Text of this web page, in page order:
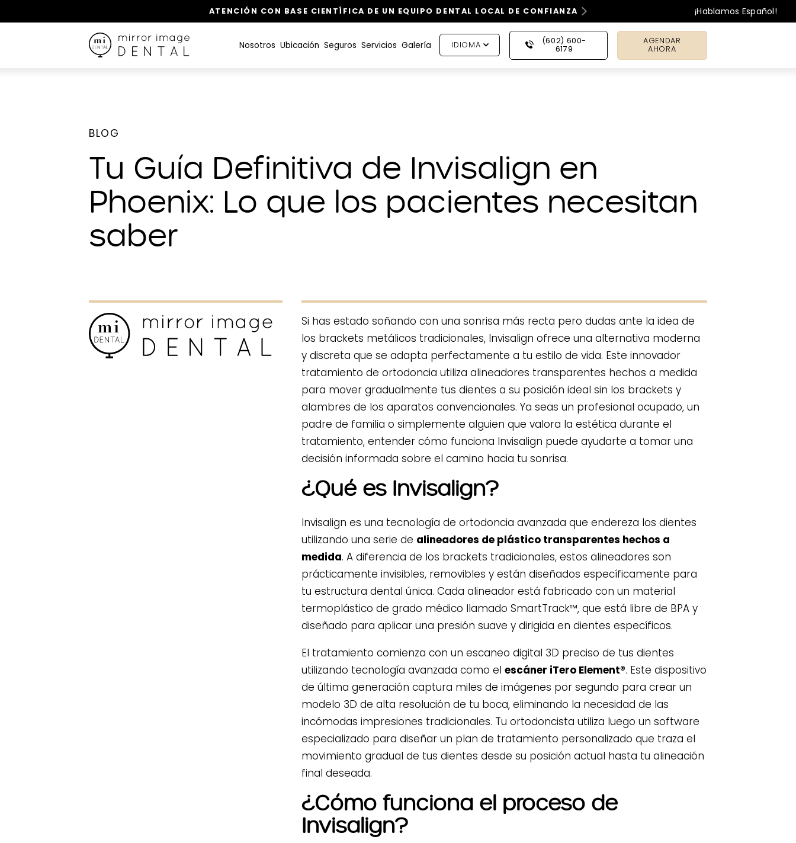
ATENCIÓN CON BASE CIENTÍFICA DE UN EQUIPO DENTAL LOCAL DE CONFIANZA ¡Hablamos Español!
Nosotros Ubicación Seguros Servicios Galería IDIOMA
(602) 600-
6179
AGENDAR
AHORA
BLOG
Tu Guía Definitiva de Invisalign en
Phoenix: Lo que los pacientes necesitan
saber
Si has estado soñando con una sonrisa más recta pero dudas ante la idea de
los brackets metálicos tradicionales, Invisalign ofrece una alternativa moderna
y discreta que se adapta perfectamente a tu estilo de vida. Este innovador
tratamiento de ortodoncia utiliza alineadores transparentes hechos a medida
para mover gradualmente tus dientes a su posición ideal sin los brackets y
alambres de los aparatos convencionales. Ya seas un profesional ocupado, un
padre de familia o simplemente alguien que valora la estética durante el
tratamiento, entender cómo funciona Invisalign puede ayudarte a tomar una
decisión informada sobre el camino hacia tu sonrisa.
¿Qué es Invisalign?
Invisalign es una tecnología de ortodoncia avanzada que endereza los dientes
utilizando una serie de alineadores de plástico transparentes hechos a
medida. A diferencia de los brackets tradicionales, estos alineadores son
prácticamente invisibles, removibles y están diseñados específicamente para
tu estructura dental única. Cada alineador está fabricado con un material
termoplástico de grado médico llamado SmartTrack™, que está libre de BPA y
diseñado para aplicar una presión suave y dirigida en dientes específicos.
El tratamiento comienza con un escaneo digital 3D preciso de tus dientes
utilizando tecnología avanzada como el escáner iTero Element®. Este dispositivo
de última generación captura miles de imágenes por segundo para crear un
modelo 3D de alta resolución de tu boca, eliminando la necesidad de las
incómodas impresiones tradicionales. Tu ortodoncista utiliza luego un software
especializado para diseñar un plan de tratamiento personalizado que traza el
movimiento gradual de tus dientes desde su posición actual hasta tu alineación
final deseada.
¿Cómo funciona el proceso de
Invisalign?